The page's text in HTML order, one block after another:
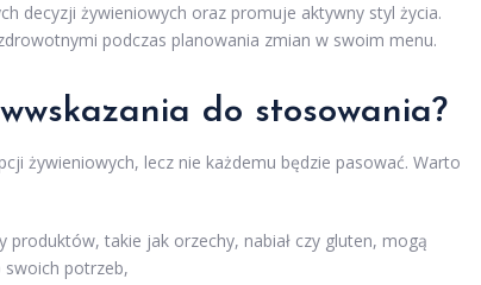
decyzji żywieniowych oraz promuje aktywny styl życia.
podczas planowania zmian w swoim menu.
do stosowania?
żywieniowych, lecz nie każdemu będzie pasować. Warto
produktów, takie jak orzechy, nabiał czy gluten, mogą
potrzeb,